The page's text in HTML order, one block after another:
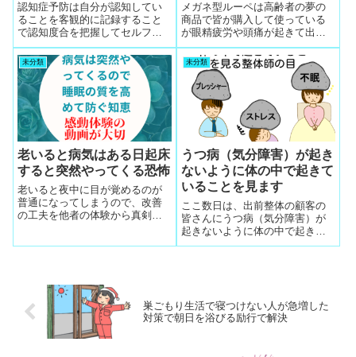
認知症予防は自分が認知してい
ることを客観的に記録すること
で認知度合を把握してセルフコ
ントロールすることで可能と
「メタ認知」教を信じる実践者
の中に混じると結果良好
メガネ型ルーペは高齢者の夢の
商品で皆が購入して使っている
が眼精疲労や頭痛が起きて出前
整体をお隣さんからリクエスト
される最多のケースで使い方を
知らないで買う人多い
未分類
老いると病気はある日起床
すると突然やってくる恐怖
老いると夜中に目が覚めるのが
普通になってしまうので、改善
の工夫を他者の体験から真剣に
未分類
うつ病（気分障害）が起き
ないように体の中で起きて
いることを見ます
ここ数日は、出前整体の顧客の
皆さんにうつ病（気分障害）が
起きないように体の中で起きて
いることを見えるように全顧客
アの蛮行が原因。
巣ごもり生活で寝つけない人が急増した
対策で朝日を浴びる励行で解決